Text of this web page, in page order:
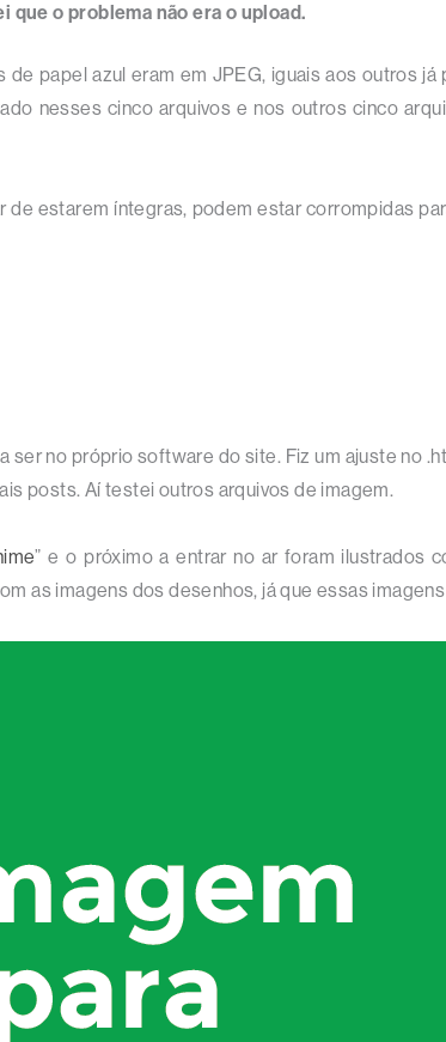
o problema não era o upload.
papel azul eram em JPEG, iguais aos outros
nesses cinco arquivos e nos outros cinco
estarem íntegras, podem estar corrompidas
ser no próprio software do site. Fiz um ajuste no
posts. Aí testei outros arquivos de imagem.
” e o próximo a entrar no ar foram ilustrados
as imagens dos desenhos, já que essas